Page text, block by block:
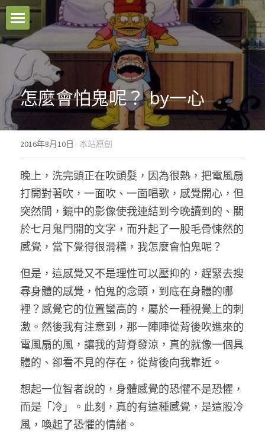
好文推薦
影音分享
臉書粉專
聯絡我們
Facebook
搜索
怎麼會怕鬼呢？ by一心
2016年8月10日 · 本站原創
晚上，洗完頭正在吹頭髮，因為很熱，把電風扇
打開對著吹，一面吹、一面唱歌，感覺開心，但
突然間，鏡中的影像使我連結到今晚讀到的、關
於七月鬼門開的文字，而升起了一股毛骨悚然的
感覺，當下覺得很滑稽，我怎麼會怕鬼呢？
但是，這感覺又不是理性可以壓抑的，趕緊去搜
尋身體的感覺，怕鬼的念頭，到底在身體的哪
裡？感覺它的位置蠻高的，屬於一種視覺上的刺
激。然後我有注意到，那一陣陣從背後吹進來的
電風扇的風，讓我的背脊發涼，真的就像一個具
體的、卻看不見的存在，從背後向我靠近。
想起一位智者說的，身體感覺的恐懼不是恐懼，
而是「冷」。此刻，真的有這種感覺，是這股冷
風，喚起了恐懼的情緒。